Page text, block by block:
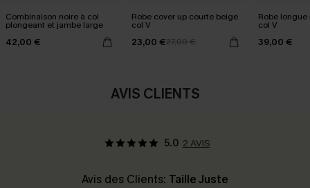
Combinaison noire à col
plongeant et jambe large
42,00 €
Robe cover up courte beige
col V
23,00 €27,00 €
Robe longue
col V
39,00 €
AVIS CLIENTS
5.0 2 AVIS
Avis des Clients: Taille Juste